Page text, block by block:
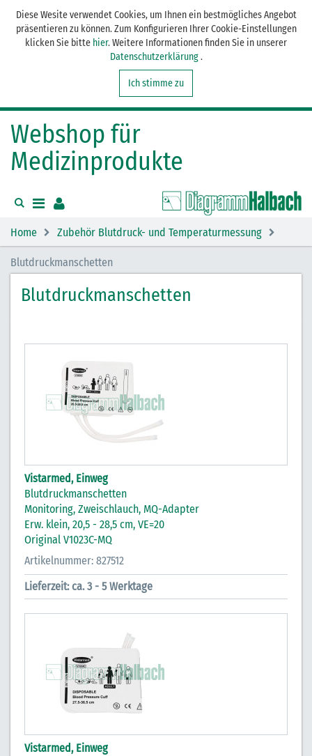
Diese Wesite verwendet Cookies, um Ihnen ein bestmögliches Angebot
präsentieren zu können. Zum Konfigurieren Ihrer Cookie-Einstellungen
klicken Sie bitte hier. Weitere Informationen finden Sie in unserer
Datenschutzerklärung.
Ich stimme zu
Webshop für
Medizinprodukte
Home Zubehör Blutdruck- und Temperaturmessung
Blutdruckmanschetten
Blutdruckmanschetten
Vistarmed, Einweg
Blutdruckmanschetten
Monitoring, Zweischlauch, MQ-Adapter
Erw. klein, 20,5 - 28,5 cm, VE=20
Original V1023C-MQ
Artikelnummer: 827512
Lieferzeit: ca. 3 - 5 Werktage
Vistarmed, Einweg